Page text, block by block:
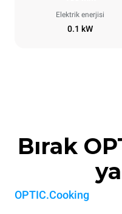
Elektrik enerjisi
0.1 kW
Bırak
OPTIC.Cooking